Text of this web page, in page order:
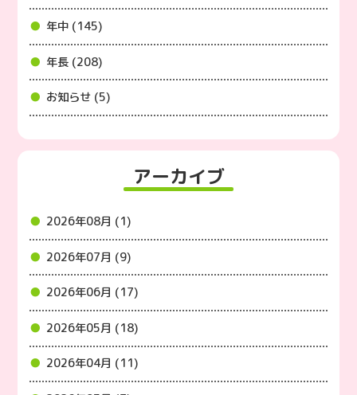
年中 (145)
年長 (208)
お知らせ (5)
アーカイブ
2026年08月 (1)
2026年07月 (9)
2026年06月 (17)
2026年05月 (18)
2026年04月 (11)